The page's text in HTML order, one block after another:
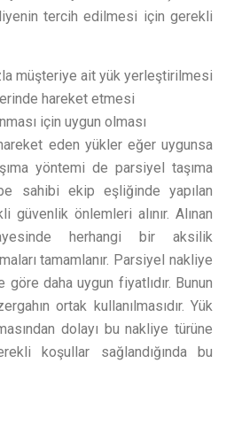
tercih edilmesi için gerekli
müşteriye ait yük yerleştirilmesi
hareket etmesi
için uygun olması
eden yükler eğer uygunsa
yöntemi de parsiyel taşıma
sahibi ekip eşliğinde yapılan
güvenlik önlemleri alınır. Alınan
herhangi bir aksilik
tamamlanır. Parsiyel nakliye
daha uygun fiyatlıdır. Bunun
ortak kullanılmasıdır. Yük
dolayı bu nakliye türüne
koşullar sağlandığında bu